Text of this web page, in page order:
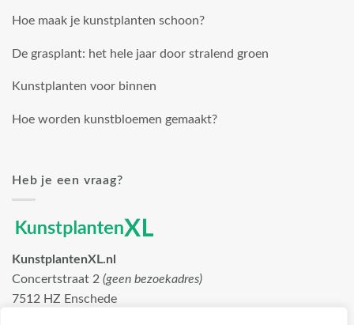
Hoe maak je kunstplanten schoon?
De grasplant: het hele jaar door stralend groen
Kunstplanten voor binnen
Hoe worden kunstbloemen gemaakt?
Heb je een vraag?
KunstplantenXL.nl
Concertstraat 2 (geen bezoekadres)
7512 HZ Enschede